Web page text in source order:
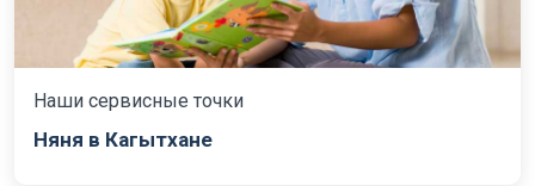
Наши сервисные точки
Няня в Кагытхане